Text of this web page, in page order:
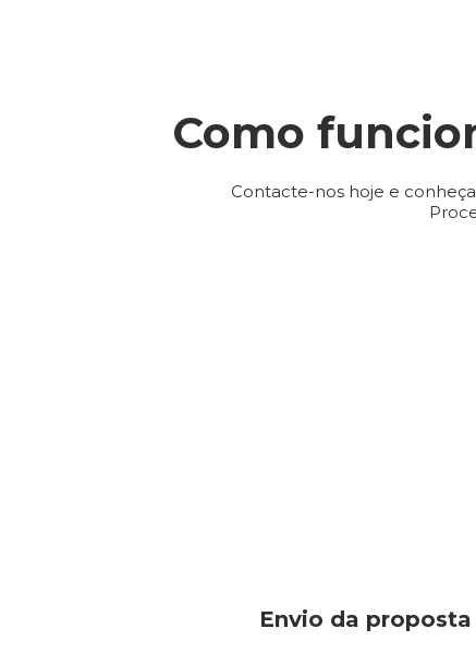
Como
Contacte-nos hoje e
Envio da proposta